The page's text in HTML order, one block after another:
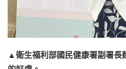
▲衛生福利部國民健康署副署長